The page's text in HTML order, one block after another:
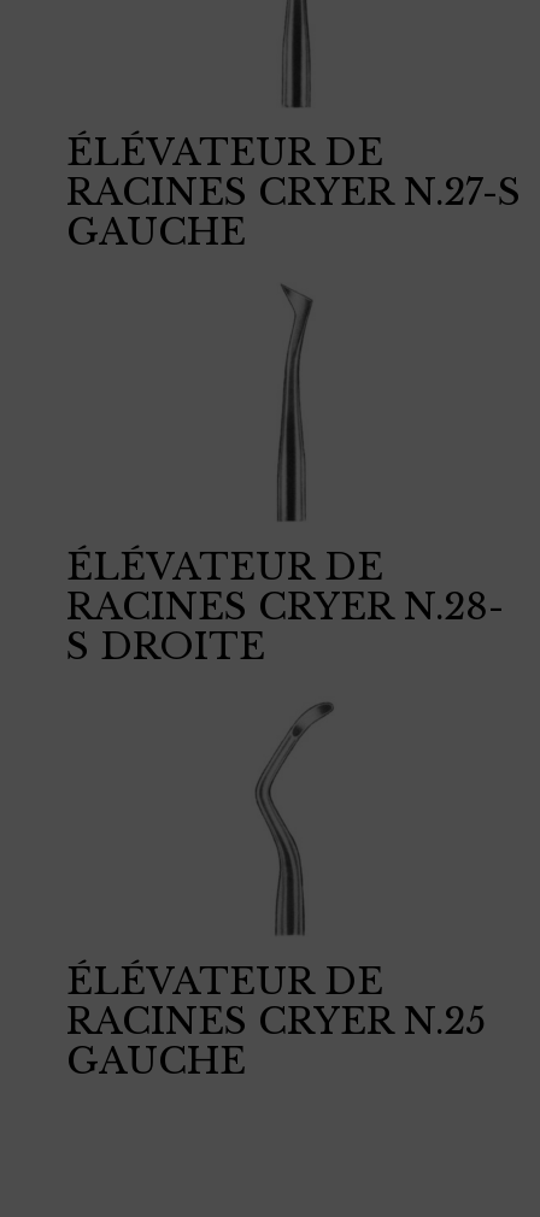
ÉLÉVATEUR DE
RACINES CRYER N.27-S
GAUCHE
ÉLÉVATEUR DE
RACINES CRYER N.28-
S DROITE
ÉLÉVATEUR DE
RACINES CRYER N.25
GAUCHE